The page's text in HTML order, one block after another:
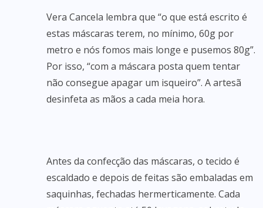
Vera Cancela lembra que “o que está escrito é
estas máscaras terem, no mínimo, 60g por
metro e nós fomos mais longe e pusemos 80g”.
Por isso, “com a máscara posta quem tentar
não consegue apagar um isqueiro”. A artesã
desinfeta as mãos a cada meia hora.
Antes da confecção das máscaras, o tecido é
escaldado e depois de feitas são embaladas em
saquinhas, fechadas hermerticamente. Cada